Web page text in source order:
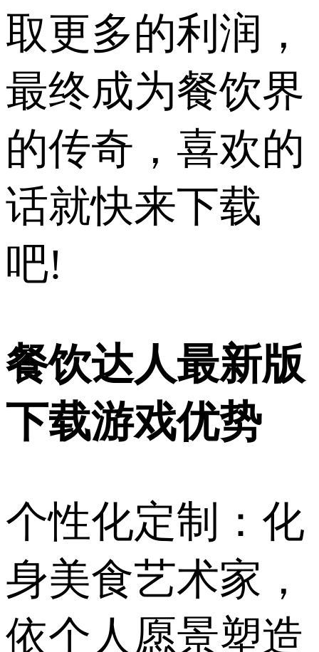
取更多的利润，
最终成为餐饮界
的传奇，喜欢的
话就快来下载
吧!
餐饮达人最新版
下载游戏优势
个性化定制：化
身美食艺术家，
依个人愿景塑造